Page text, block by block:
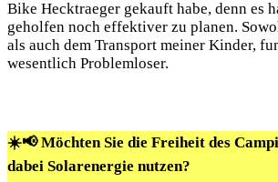
Bike Hecktraeger gekauft habe, denn es
geholfen noch effektiver zu planen.
als auch dem Transport meiner Kinder,
wesentlich Problemloser.
☀️📢 Möchten Sie die Freiheit des
dabei Solarenergie nutzen?